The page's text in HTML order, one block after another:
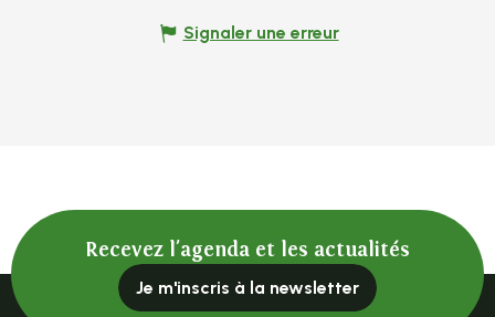
Signaler une erreur
Recevez l'agenda et les actualités
Je m'inscris à la newsletter